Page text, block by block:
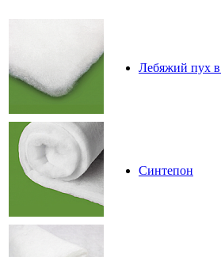
Лебяжий пух в
Синтепон